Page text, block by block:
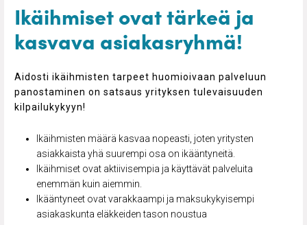
Ikäihmiset ovat tärkeä ja
kasvava asiakasryhmä!
Aidosti ikäihmisten tarpeet huomioivaan palveluun
panostaminen on satsaus yrityksen tulevaisuuden
kilpailukykyyn!
Ikäihmisten määrä kasvaa nopeasti, joten yritysten
asiakkaista yhä suurempi osa on ikääntyneitä.
Ikäihmiset ovat aktiivisempia ja käyttävät palveluita
enemmän kuin aiemmin.
Ikääntyneet ovat varakkaampi ja maksukykyisempi
asiakaskunta eläkkeiden tason noustua